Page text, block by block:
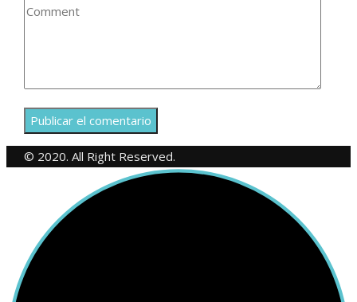
© 2020. All Right Reserved.